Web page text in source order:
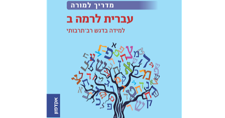
הנחת אתר ספר מודפס